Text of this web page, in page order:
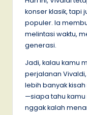
konser klasik, tapi
populer. Ia
melintasi waktu,
generasi.
Jadi, kalau kamu
perjalanan
lebih banyak
—siapa tahu
nggak kalah